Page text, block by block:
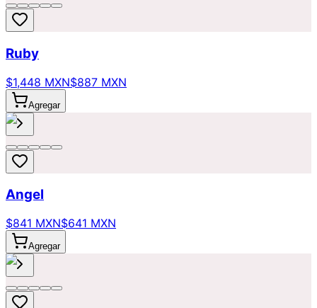
Ruby
$1,448 MXN$887 MXN
Agregar
Angel
$841 MXN$641 MXN
Agregar